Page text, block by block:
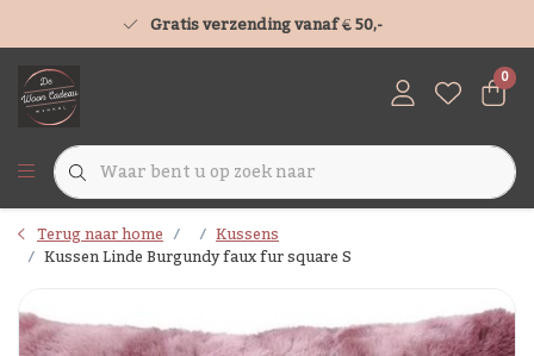
Gratis verzending vanaf € 50,-
0
Terug naar home Kussens
Kussen Linde Burgundy faux fur square S